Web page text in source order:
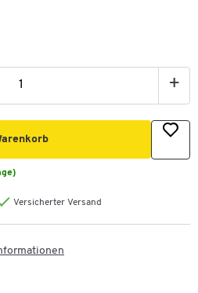
+
Versicherter Versand